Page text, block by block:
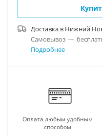
Доставка в Нижний
Самовывоз —
Подробнее
Оплата любым удобным
способом